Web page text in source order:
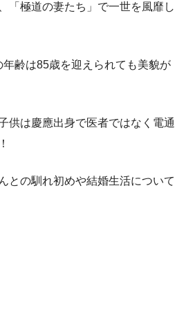
「極道の妻たち」で一世を風靡し
齢は85歳を迎えられても美貌が
供は慶應出身で医者ではなく電通
との馴れ初めや結婚生活について